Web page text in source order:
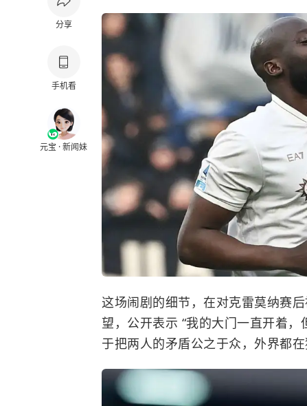
分享
手机看
元宝 · 新闻妹
这场闹剧的细节，在对克雷莫纳赛
望，公开表示 “我的大门一直开着
于把两人的矛盾公之于众，外界都